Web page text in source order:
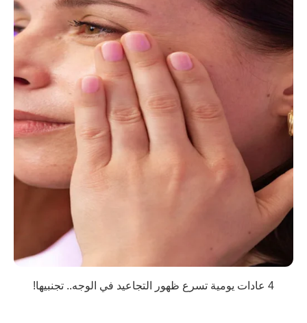
4 عادات يومية تسرع ظهور التجاعيد في الوجه.. تجنبيها!